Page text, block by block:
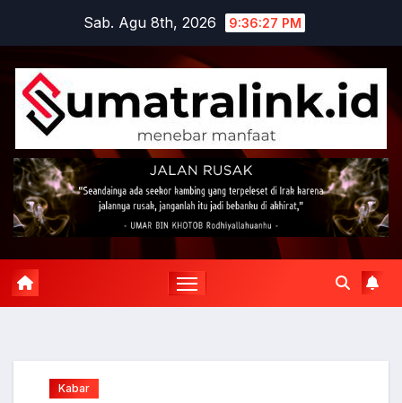
content
Sab. Agu 8th, 2026 9:36:28 PM
Kabar